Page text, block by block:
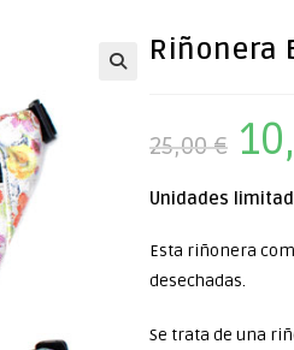
Riñonera
25,00€
Unidades
Esta riñonera
desechadas.
Se trata de una